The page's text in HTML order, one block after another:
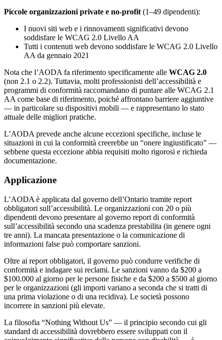
Piccole organizzazioni private e no-profit (1–49 dipendenti):
I nuovi siti web e i rinnovamenti significativi devono
soddisfare le WCAG 2.0 Livello AA
Tutti i contenuti web devono soddisfare le WCAG 2.0 Livello
AA da gennaio 2021
Nota che l’AODA fa riferimento specificamente alle WCAG 2.0
(non 2.1 o 2.2). Tuttavia, molti professionisti dell’accessibilità e
programmi di conformità raccomandano di puntare alle WCAG 2.1
AA come base di riferimento, poiché affrontano barriere aggiuntive
— in particolare su dispositivi mobili — e rappresentano lo stato
attuale delle migliori pratiche.
L’AODA prevede anche alcune eccezioni specifiche, incluse le
situazioni in cui la conformità creerebbe un “onere ingiustificato” —
sebbene questa eccezione abbia requisiti molto rigorosi e richieda
documentazione.
Applicazione
L’AODA è applicata dal governo dell’Ontario tramite report
obbligatori sull’accessibilità. Le organizzazioni con 20 o più
dipendenti devono presentare al governo report di conformità
sull’accessibilità secondo una scadenza prestabilita (in genere ogni
tre anni). La mancata presentazione o la comunicazione di
informazioni false può comportare sanzioni.
Oltre ai report obbligatori, il governo può condurre verifiche di
conformità e indagare sui reclami. Le sanzioni vanno da $200 a
$100.000 al giorno per le persone fisiche e da $200 a $500 al giorno
per le organizzazioni (gli importi variano a seconda che si tratti di
una prima violazione o di una recidiva). Le società possono
incorrere in sanzioni più elevate.
La filosofia “Nothing Without Us” — il principio secondo cui gli
standard di accessibilità dovrebbero essere sviluppati con il